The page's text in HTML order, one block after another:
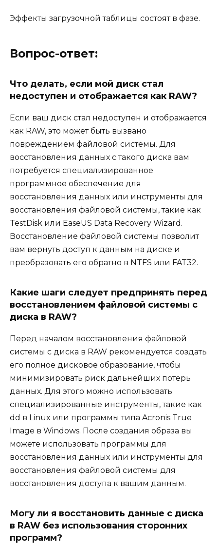
Эффекты загрузочной таблицы состоят в фазе.
Вопрос-ответ:
Что делать, если мой диск стал
недоступен и отображается как RAW?
Если ваш диск стал недоступен и отображается
как RAW, это может быть вызвано
повреждением файловой системы. Для
восстановления данных с такого диска вам
потребуется специализированное
программное обеспечение для
восстановления данных или инструменты для
восстановления файловой системы, такие как
TestDisk или EaseUS Data Recovery Wizard.
Восстановление файловой системы позволит
вам вернуть доступ к данным на диске и
преобразовать его обратно в NTFS или FAT32.
Какие шаги следует предпринять перед
восстановлением файловой системы с
диска в RAW?
Перед началом восстановления файловой
системы с диска в RAW рекомендуется создать
его полное дисковое образование, чтобы
минимизировать риск дальнейших потерь
данных. Для этого можно использовать
специализированные инструменты, такие как
dd в Linux или программы типа Acronis True
Image в Windows. После создания образа вы
можете использовать программы для
восстановления данных или инструменты для
восстановления файловой системы для
восстановления доступа к вашим данным.
Могу ли я восстановить данные с диска
в RAW без использования сторонних
программ?